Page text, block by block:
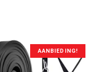
AANBIEDING!